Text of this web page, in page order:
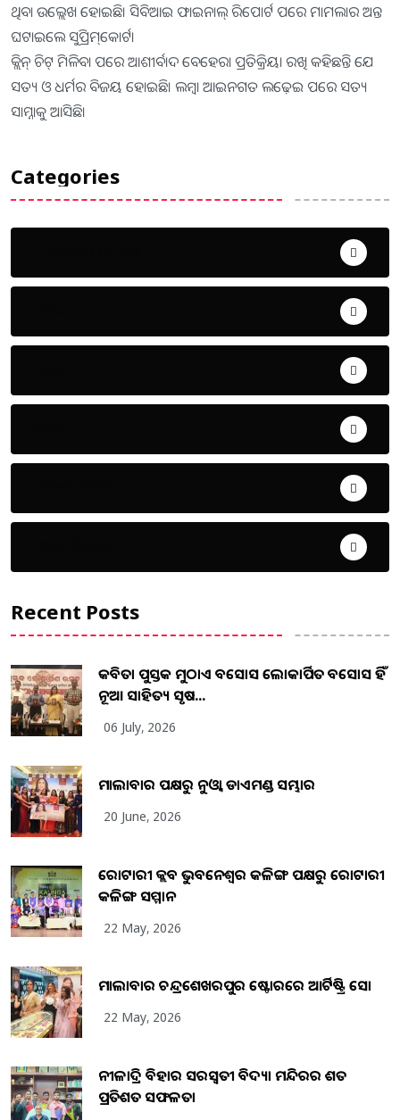
ଥିବା ଉଲ୍ଲେଖ ହୋଇଛି। ସିବିଆଇ ଫାଇନାଲ୍‌ ରିପୋର୍ଟ ପରେ ମାମଲାର ଅନ୍ତ
ଘଟାଇଲେ ସୁପ୍ରିମ୍‌କୋର୍ଟ।
କ୍ଲିନ୍‌ ଚିଟ୍‌ ମିଳିବା ପରେ ଆଶୀର୍ବାଦ ବେହେରା ପ୍ରତିକ୍ରିୟା ରଖି କହିଛନ୍ତି ଯେ
ସତ୍ୟ ଓ ଧର୍ମର ବିଜୟ ହୋଇଛି। ଲମ୍ବା ଆଇନଗତ ଲଢ଼େଇ ପରେ ସତ୍ୟ
ସାମ୍ନାକୁ ଆସିଛି।
Categories
Recent Posts
କବିତା ପୁସ୍ତକ ମୁଠାଏ ଅବସୋସ ଲୋକାର୍ପିତ ଅବସୋସ ହିଁ
ନୂଆ ସାହିତ୍ୟ ସୃଷ...
06 July, 2026
ମାଲାବାର ପକ୍ଷରୁ ନୁଓ୍ବା ଡାଏମଣ୍ଡ ସମ୍ଭାର
20 June, 2026
ରୋଟାରୀ କ୍ଲବ ଭୁବନେଶ୍ୱର କଳିଙ୍ଗ ପକ୍ଷରୁ ରୋଟାରୀ
କଳିଙ୍ଗ ସମ୍ମାନ
22 May, 2026
ମାଲାବାର ଚନ୍ଦ୍ରଶେଖରପୁର ଷ୍ଟୋରରେ ଆର୍ଟିଷ୍ଟ୍ରି ସୋ
22 May, 2026
ନୀଳାଦ୍ରି ବିହାର ସରସ୍ୱତୀ ବିଦ୍ୟା ମନ୍ଦିରର ଶତ
ପ୍ରତିଶତ ସଫଳତା